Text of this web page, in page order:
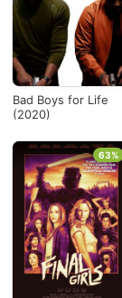
Bad Boys for Life
(2020)
63%